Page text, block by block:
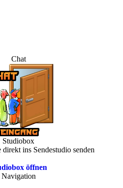
Chat
Studiobox
ins Sendestudio senden
öffnen
Navigation